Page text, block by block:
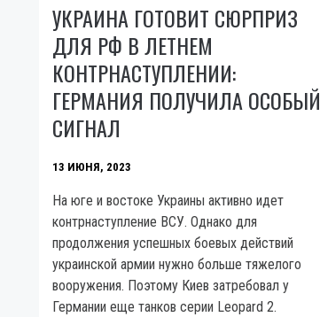
УКРАИНА ГОТОВИТ СЮРПРИЗ
ДЛЯ РФ В ЛЕТНЕМ
КОНТРНАСТУПЛЕНИИ:
ГЕРМАНИЯ ПОЛУЧИЛА ОСОБЫЙ
СИГНАЛ
13 ИЮНЯ, 2023
На юге и востоке Украины активно идет
контрнаступление ВСУ. Однако для
продолжения успешных боевых действий
украинской армии нужно больше тяжелого
вооружения. Поэтому Киев затребовал у
Германии еще танков серии Leopard 2.